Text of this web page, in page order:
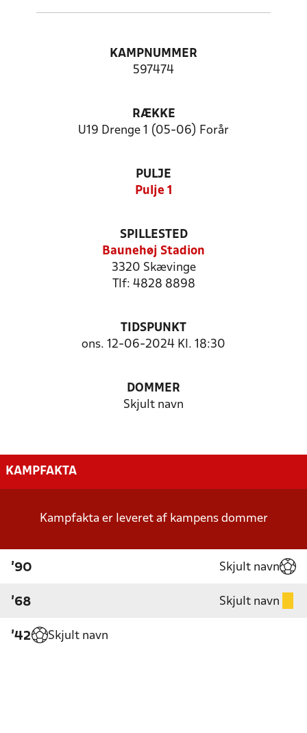
KAMPNUMMER
597474
RÆKKE
U19 Drenge 1 (05-06) Forår
PULJE
Pulje 1
SPILLESTED
Baunehøj Stadion
3320 Skævinge
Tlf: 4828 8898
TIDSPUNKT
ons. 12-06-2024 Kl. 18:30
DOMMER
Skjult navn
KAMPFAKTA
Kampfakta er leveret af kampens dommer
'90 Skjult navn
'68 Skjult navn
'42 Skjult navn